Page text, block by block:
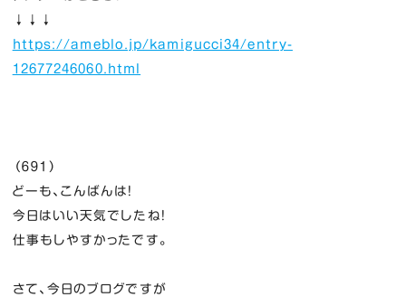
↓↓↓
https://ameblo.jp/kamigucci34/entry-
12677246060.html
（６９１）
どーも、こんばんは！
今日はいい天気でしたね！
仕事もしやすかったです。
さて、今日のブログですが